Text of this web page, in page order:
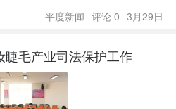
平度新闻 评论 0 3月29日
毛产业司法保护工作